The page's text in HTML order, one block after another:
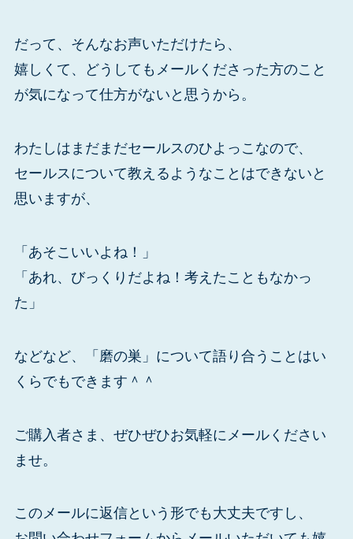
だって、そんなお声いただけたら、
嬉しくて、どうしてもメールくださった方のこと
が気になって仕方がないと思うから。
わたしはまだまだセールスのひよっこなので、
セールスについて教えるようなことはできないと
思いますが、
「あそこいいよね！」
「あれ、びっくりだよね！考えたこともなかっ
た」
などなど、「磨の巣」について語り合うことはい
くらでもできます＾＾
ご購入者さま、ぜひぜひお気軽にメールください
ませ。
このメールに返信という形でも大丈夫ですし、